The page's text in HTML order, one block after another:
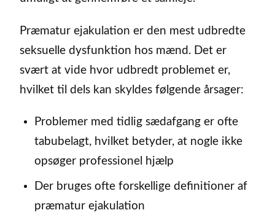
Præmatur ejakulation er den mest udbredte
seksuelle dysfunktion hos mænd. Det er
svært at vide hvor udbredt problemet er,
hvilket til dels kan skyldes følgende årsager:
Problemer med tidlig sædafgang er ofte
tabubelagt, hvilket betyder, at nogle ikke
opsøger professionel hjælp
Der bruges ofte forskellige definitioner af
præmatur ejakulation